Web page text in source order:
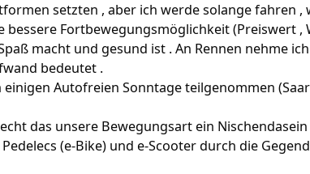
setzten , aber ich werde solange fahren ,
bessere Fortbewegungsmöglichkeit (Preiswert
macht und gesund ist . An Rennen nehme
bedeutet .
einigen Autofreien Sonntage teilgenommen
das unsere Bewegungsart ein
(e-Bike) und e-Scooter durch die